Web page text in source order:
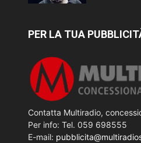
PER LA TUA
Contatta Multiradio,
Per info: Tel. 059 698555
E-mail: